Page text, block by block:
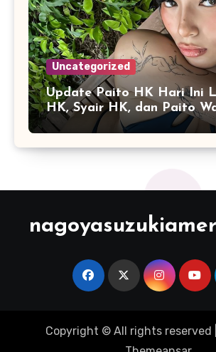
Uncategorized
Update Paito HK Hari Ini
HK, Syair HK, dan Paito
Terlengkap
Copyright © All rights reserved